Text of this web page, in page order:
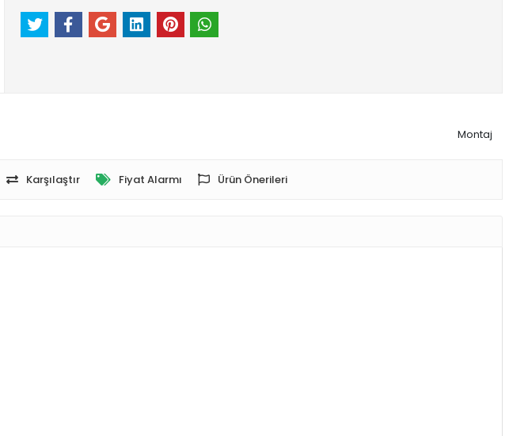
Montaj
Karşılaştır Fiyat Alarmı Ürün Önerileri